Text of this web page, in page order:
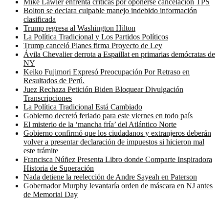
Mike Lawler enfrenta críticas por oponerse cancelación TPS
Bolton se declara culpable manejo indebido información
clasificada
Trump regresa al Washington Hilton
La Política Tradicional y Los Partidos Políticos
Trump canceló Planes firma Proyecto de Ley
Ávila Chevalier derrota a Espaillat en primarias demócratas de
NY
Keiko Fujimori Expresó Preocupación Por Retraso en
Resultados de Perú.
Juez Rechaza Petición Biden Bloquear Divulgación
Transcripciones
La Política Tradicional Está Cambiado
Gobierno decretó feriado para este viernes en todo país
El misterio de la ‘mancha fría’ del Atlántico Norte
Gobierno confirmó que los ciudadanos y extranjeros deberán
volver a presentar declaración de impuestos si hicieron mal
este trámite
Francisca Núñez Presenta Libro donde Comparte Inspiradora
Historia de Superación
Nada detiene la reelección de Andre Sayeah en Paterson
Gobernador Murphy levantaría orden de máscara en NJ antes
de Memorial Day